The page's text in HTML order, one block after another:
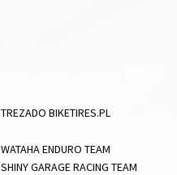
TREZADO BIKETIRES.PL
WATAHA ENDURO TEAM
SHINY GARAGE RACING TEAM